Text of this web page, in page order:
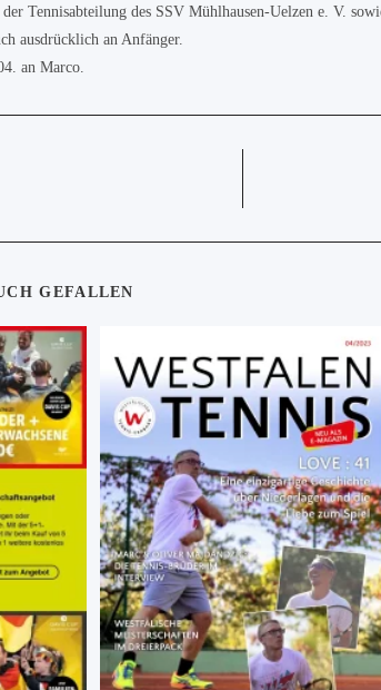
Tennisabteilung des SSV Mühlhausen-Uelzen e. V.
ausdrücklich an Anfänger.
an Marco.
GEFALLEN